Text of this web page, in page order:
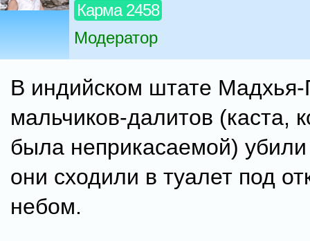
Карма 2458
Модератор
В индийском штате
мальчиков-далитов (каста,
была неприкасаемой) убили
они сходили в туалет под
небом.